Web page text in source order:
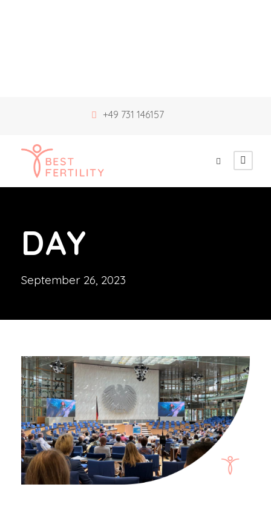
+49 731 146157
DAY
September 26, 2023